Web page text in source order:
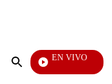
Enviar
EN VIVO
Día A Día